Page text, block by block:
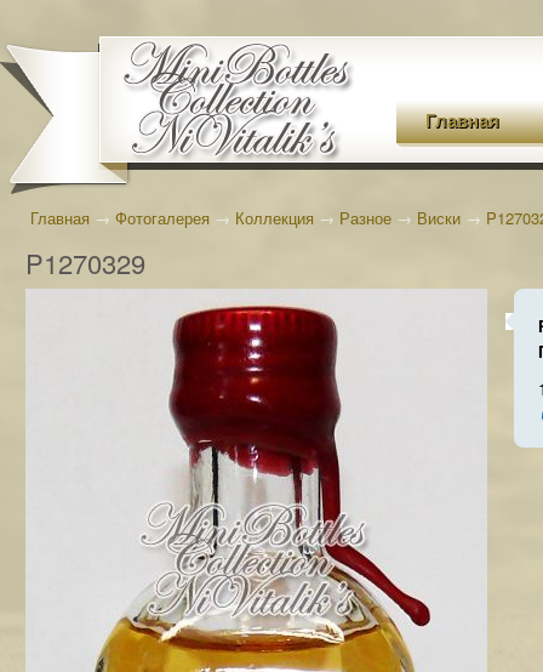
Главная
Главная → Фотогалерея → Коллекция → Разное → Виски →
P1270329